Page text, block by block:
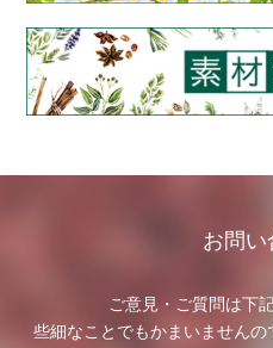
お問い
ご意見・ご質問は下
些細なことでもかまいません